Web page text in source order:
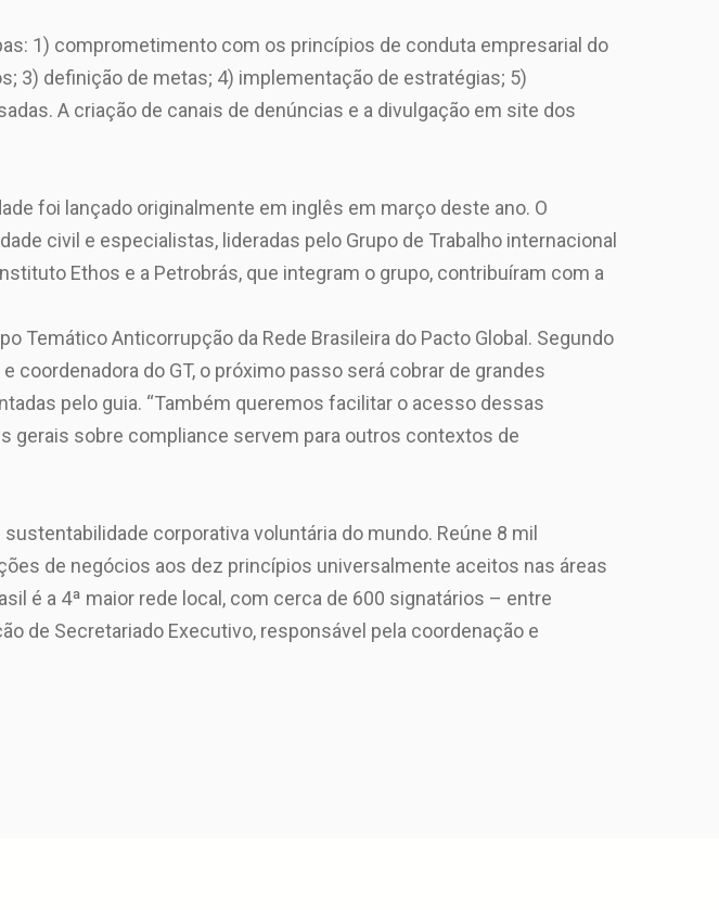
1) comprometimento com os princípios de conduta empresarial do
3) definição de metas; 4) implementação de estratégias; 5)
A criação de canais de denúncias e a divulgação em site dos
foi lançado originalmente em inglês em março deste ano. O
civil e especialistas, lideradas pelo Grupo de Trabalho internacional
Ethos e a Petrobrás, que integram o grupo, contribuíram com a
Temático Anticorrupção da Rede Brasileira do Pacto Global. Segundo
do GT, o próximo passo será cobrar de grandes
pelo guia. “Também queremos facilitar o acesso dessas
gerais sobre compliance servem para outros contextos de
corporativa voluntária do mundo. Reúne 8 mil
de negócios aos dez princípios universalmente aceitos nas áreas
é a 4ª maior rede local, com cerca de 600 signatários – entre
de Secretariado Executivo, responsável pela coordenação e